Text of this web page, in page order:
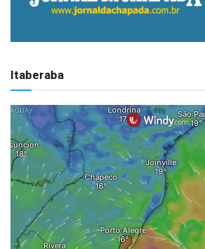
Itaberaba